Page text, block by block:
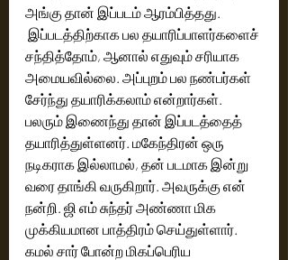
அங்கு தான் இப்படம் ஆரம்பித்தது.
இப்படத்திற்காக பல தயாரிப்பாளர்களைச்
சந்தித்தோம், ஆனால் எதுவும் சரியாக
அமையவில்லை. அப்புறம் பல நண்பர்கள்
சேர்ந்து தயாரிக்கலாம் என்றார்கள்.
பலரும் இணைந்து தான் இப்படத்தைத்
தயாரித்துள்ளனர். மகேந்திரன் ஒரு
நடிகராக இல்லாமல், தன் படமாக இன்று
வரை தாங்கி வருகிறார். அவருக்கு என்
நன்றி. ஜி எம் சுந்தர் அண்ணா மிக
முக்கியமான பாத்திரம் செய்துள்ளார்.
கமல் சார் போன்ற மிகப்பெரிய